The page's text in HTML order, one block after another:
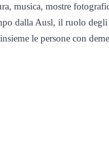
musica, mostre
dalla Ausl, il ruolo
le persone con